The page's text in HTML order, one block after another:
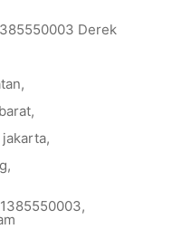
Derek
,
,
,
,
,